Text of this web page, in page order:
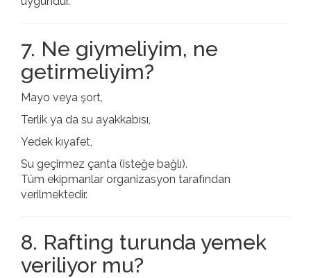
7. Ne giymeliyim, ne
getirmeliyim?
Mayo veya şort,
Terlik ya da su ayakkabısı,
Yedek kıyafet,
Su geçirmez çanta (isteğe bağlı).
Tüm ekipmanlar organizasyon tarafından
verilmektedir.
8. Rafting turunda yemek
veriliyor mu?